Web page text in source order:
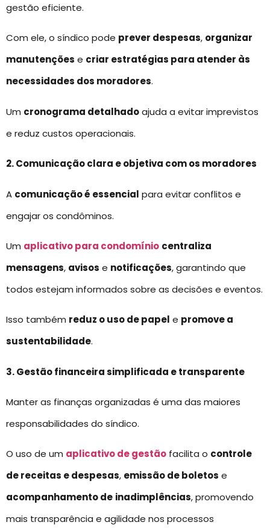
gestão eficiente.
Com ele, o síndico pode prever despesas, organizar
manutenções e criar estratégias para atender às
necessidades dos moradores.
Um cronograma detalhadoajuda a evitar imprevistos
e reduz custos operacionais.
2. Comunicação clara e objetiva com os moradores
A comunicação é essencial para evitar conflitos e
engajar os condôminos.
Um aplicativo para condomínio centraliza
mensagens, avisos e notificações, garantindo que
todos estejam informados sobre as decisões e eventos.
Isso também reduz o uso de papel e promove a
sustentabilidade.
3. Gestão financeira simplificada e transparente
Manter as finanças organizadas é uma das maiores
responsabilidades do síndico.
O uso de um aplicativo de gestão facilita o controle
de receitas e despesas, emissão de boletos e
acompanhamento de inadimplências, promovendo
mais transparência e agilidade nos processos